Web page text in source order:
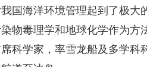
国海洋环境管理起到了极
物毒理学和地球化学作为方
科学家，率雪龙船及多学